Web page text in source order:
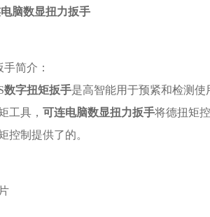
脑数显扭力扳手
简介：
数字扭矩扳手是高智能用于预紧和检测
工具， 可连电脑数显扭力扳手将德扭矩
控制提供了的。